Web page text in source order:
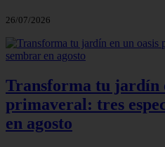
26/07/2026
Transforma tu jardín
primaveral: tres
en agosto